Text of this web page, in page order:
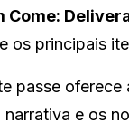
Come:
os principais
passe
narrativa e os